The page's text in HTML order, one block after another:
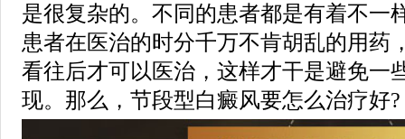
是很复杂的。不同的患者都是有着不一
患者在医治的时分千万不肯胡乱的用药
看往后才可以医治，这样才干是避免一
现。那么，节段型白癜风要怎么治疗好?